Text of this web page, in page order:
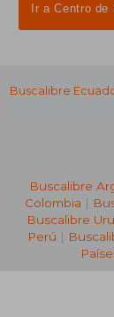
Ir a Centro de
Buscalibre
Buscalibre
Colombia |
Buscalibre
Perú |